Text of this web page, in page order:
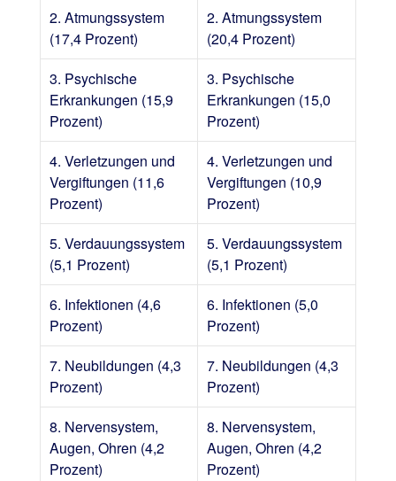
2. Atmungssystem
(17,4 Prozent)
2. Atmungssystem
(20,4 Prozent)
3. Psychische
Erkrankungen (15,9
Prozent)
3. Psychische
Erkrankungen (15,0
Prozent)
4. Verletzungen und
Vergiftungen (11,6
Prozent)
4. Verletzungen und
Vergiftungen (10,9
Prozent)
5. Verdauungssystem
(5,1 Prozent)
5. Verdauungssystem
(5,1 Prozent)
6. Infektionen (4,6
Prozent)
6. Infektionen (5,0
Prozent)
7. Neubildungen (4,3
Prozent)
7. Neubildungen (4,3
Prozent)
8. Nervensystem,
Augen, Ohren (4,2
Prozent)
8. Nervensystem,
Augen, Ohren (4,2
Prozent)